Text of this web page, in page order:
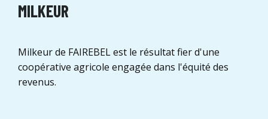
MILKEUR
Milkeur de FAIREBEL est le résultat fier d'une
coopérative agricole engagée dans l'équité des
revenus.